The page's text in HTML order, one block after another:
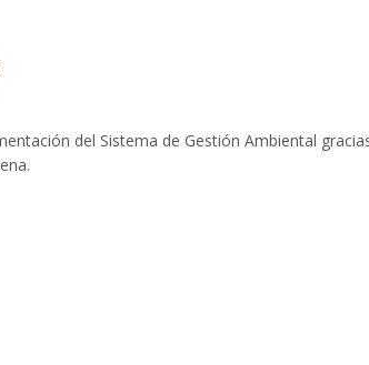
del Sistema de Gestión Ambiental